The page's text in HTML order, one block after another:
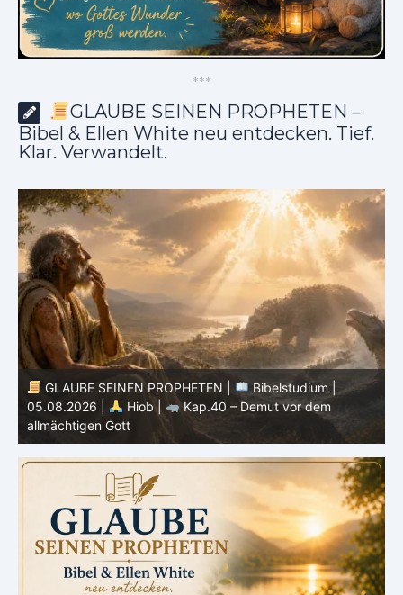
***
GLAUBE SEINEN PROPHETEN –
Bibel & Ellen White neu entdecken. Tief.
Klar. Verwandelt.
GLAUBE SEINEN PROPHETEN |
Bibelstudium |
04.08.2026 |
Hiob |
Kap.39 – Gottes Weisheit in der
Schöpfung